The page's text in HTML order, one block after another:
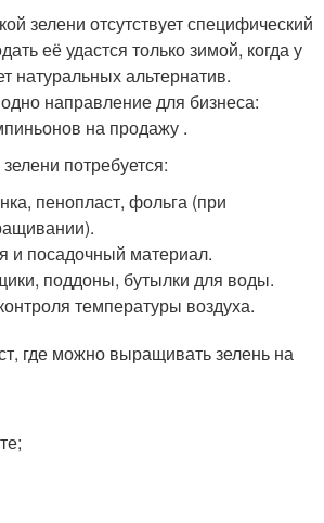
зелени отсутствует специфический
её удастся только зимой, когда у
натуральных альтернатив.
направление для бизнеса:
на продажу .
потребуется:
пенопласт, фольга (при
и посадочный материал.
поддоны, бутылки для воды.
температуры воздуха.
где можно выращивать зелень на